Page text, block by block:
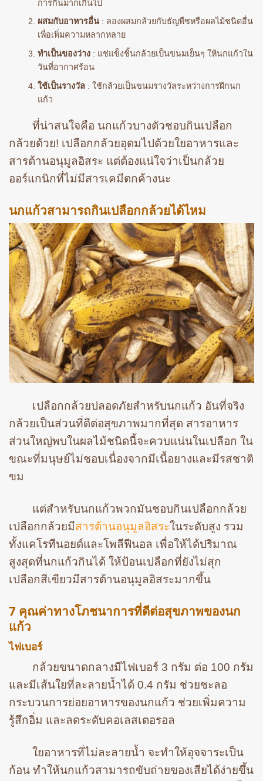
การกินมากเกินไป
ผสมกับอาหารอื่น: ลองผสมกล้วยกับธัญพืชหรือผลไม้ชนิดอื่น
เพื่อเพิ่มความหลากหลาย
ทำเป็นของว่าง: แช่แข็งชิ้นกล้วยเป็นขนมเย็นๆ ให้นกแก้วใน
วันที่อากาศร้อน
ใช้เป็นรางวัล: ใช้กล้วยเป็นขนมรางวัลระหว่างการฝึกนก
แก้ว
ที่น่าสนใจคือ นกแก้วบางตัวชอบกินเปลือก
กล้วยด้วย! เปลือกกล้วยอุดมไปด้วยใยอาหารและ
สารต้านอนุมูลอิสระ แต่ต้องแน่ใจว่าเป็นกล้วย
ออร์แกนิกที่ไม่มีสารเคมีตกค้างนะ
นกแก้วสามารถกินเปลือกกล้วยได้ไหม
เปลือกกล้วยปลอดภัยสำหรับนกแก้ว อันที่จริง
กล้วยเป็นส่วนที่ดีต่อสุขภาพมากที่สุด สารอาหาร
ส่วนใหญ่พบในผลไม้ชนิดนี้จะควบแน่นในเปลือก ใน
ขณะที่มนุษย์ไม่ชอบเนื่องจากมีเนื้อยางและมีรสชาติ
ขม
แต่สำหรับนกแก้วพวกมันชอบกินเปลือกกล้วย
เปลือกกล้วยมีสารต้านอนุมูลอิสระในระดับสูง รวม
ทั้งแคโรทีนอยด์และโพลีฟีนอล เพื่อให้ได้ปริมาณ
สูงสุดที่นกแก้วกินได้ ให้ป้อนเปลือกที่ยังไม่สุก
เปลือกสีเขียวมีสารต้านอนุมูลอิสระมากขึ้น
7 คุณค่าทางโภชนาการที่ดีต่อสุขภาพของนก
แก้ว
ไฟเบอร์
กล้วยขนาดกลางมีไฟเบอร์ 3 กรัม ต่อ 100 กรัม
และมีเส้นใยที่ละลายน้ำได้ 0.4 กรัม ช่วยชะลอ
กระบวนการย่อยอาหารของนกแก้ว ช่วยเพิ่มความ
รู้สึกอิ่ม และลดระดับคอเลสเตอรอล
ใยอาหารที่ไม่ละลายน้ำ จะทำให้อุจจาระเป็น
ก้อน ทำให้นกแก้วสามารถขับถ่ายของเสียได้ง่ายขึ้น